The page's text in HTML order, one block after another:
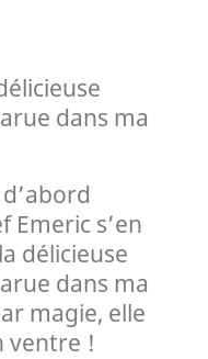
dans ma
s’en
délicieuse
dans ma
magie, elle
ventre !